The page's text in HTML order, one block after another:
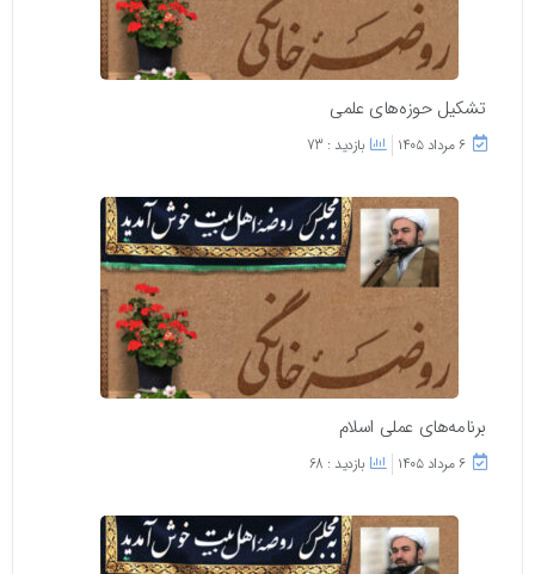
تشکیل حوزه‌های علمی
۶ مرداد ۱۴۰۵ بازدید : 73
برنامه‌های عملی اسلام
۶ مرداد ۱۴۰۵ بازدید : 68